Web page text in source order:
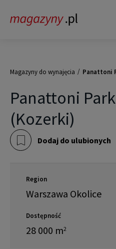
Magazyny do wynajęcia / Panattoni
Panattoni
(Kozerki)
Dodaj do ulubionych
Region
Warszawa Okolice
Dostępność
28 000 m2